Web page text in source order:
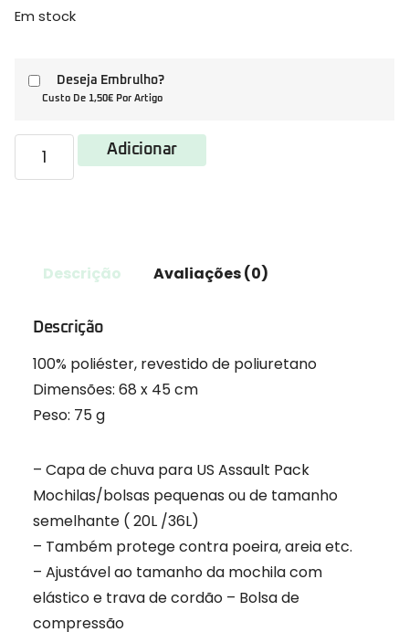
Em stock
Deseja Embrulho?
Custo De 1,50€ Por Artigo
Adicionar
Descrição Avaliações (0)
Descrição
100% poliéster, revestido de poliuretano
Dimensões: 68 x 45 cm
Peso: 75 g
– Capa de chuva para US Assault Pack
Mochilas/bolsas pequenas ou de tamanho
semelhante ( 20L /36L)
– Também protege contra poeira, areia etc.
– Ajustável ao tamanho da mochila com
elástico e trava de cordão – Bolsa de
compressão